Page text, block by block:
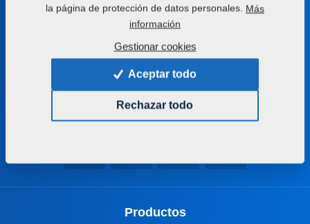
+420 491 450 111
farmet@farmet.cz
Jiřinková 276
Czech republic
Productos
la página de protección de datos personales. Más
información
Gestionar cookies
Aceptar todo
Rechazar todo